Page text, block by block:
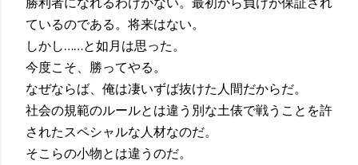
ているのである。将来はない。
しかし……と如月は思った。
今度こそ、勝ってやる。
なぜならば、俺は凄いずば抜けた人間だからだ。
社会の規範のルールとは違う別な土俵で戦うことを許
されたスペシャルな人材なのだ。
そこらの小物とは違うのだ。